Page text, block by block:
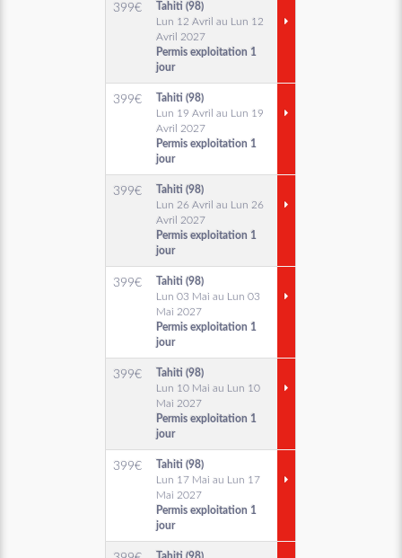
399€
Tahiti (98)
Lun 12 Avril au Lun 12
Avril 2027
Permis exploitation 1
jour
399€
Tahiti (98)
Lun 19 Avril au Lun 19
Avril 2027
Permis exploitation 1
jour
399€
Tahiti (98)
Lun 26 Avril au Lun 26
Avril 2027
Permis exploitation 1
jour
399€
Tahiti (98)
Lun 03 Mai au Lun 03
Mai 2027
Permis exploitation 1
jour
399€
Tahiti (98)
Lun 10 Mai au Lun 10
Mai 2027
Permis exploitation 1
jour
399€
Tahiti (98)
Lun 17 Mai au Lun 17
Mai 2027
Permis exploitation 1
jour